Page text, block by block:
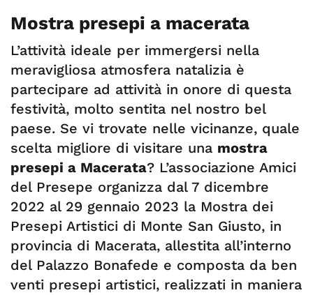
Mostra presepi a macerata
L’attività ideale per immergersi nella
meravigliosa atmosfera natalizia è
partecipare ad attività in onore di questa
festività, molto sentita nel nostro bel
paese. Se vi trovate nelle vicinanze, quale
scelta migliore di visitare una mostra
presepi a Macerata? L’associazione Amici
del Presepe organizza dal 7 dicembre
2022 al 29 gennaio 2023 la Mostra dei
Presepi Artistici di Monte San Giusto, in
provincia di Macerata, allestita all’interno
del Palazzo Bonafede e composta da ben
venti presepi artistici, realizzati in maniera